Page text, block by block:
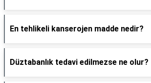
En tehlikeli kanserojen madde nedir?
Düztabanlık tedavi edilmezse ne olur?